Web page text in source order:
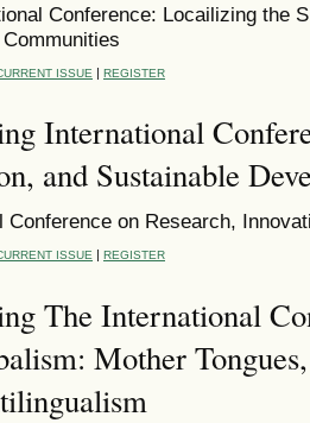
Conference: Locailizing the
ISSUE | REGISTER
International
and Sustainable
Conference on Research,
ISSUE REGISTER
The International
Mother